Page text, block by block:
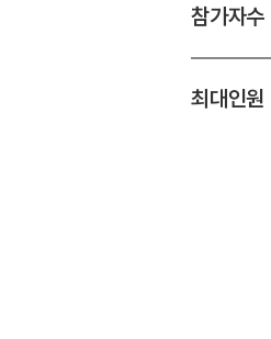
참가자수
최대인원